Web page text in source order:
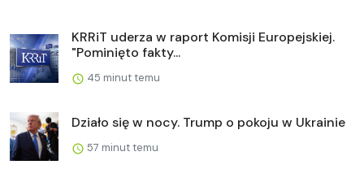
KRRiT uderza w raport Komisji Europejskiej.
"Pominięto fakty...
45 minut temu
Działo się w nocy. Trump o pokoju w Ukrainie
57 minut temu